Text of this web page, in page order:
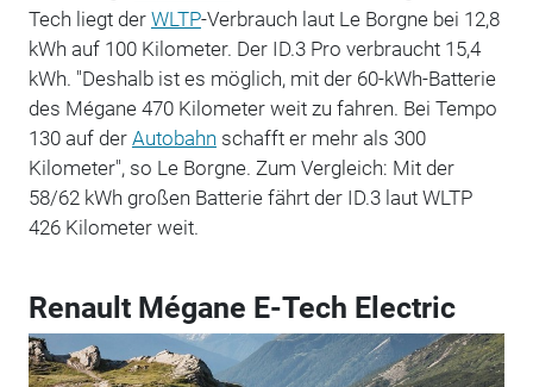
Tech liegt der WLTP-Verbrauch laut Le Borgne bei 12,8
kWh auf 100 Kilometer. Der ID.3 Pro verbraucht 15,4
kWh. "Deshalb ist es möglich, mit der 60-kWh-Batterie
des Mégane 470 Kilometer weit zu fahren. Bei Tempo
130 auf der Autobahn schafft er mehr als 300
Kilometer", so Le Borgne. Zum Vergleich: Mit der
58/62 kWh großen Batterie fährt der ID.3 laut WLTP
426 Kilometer weit.
Renault Mégane E-Tech Electric